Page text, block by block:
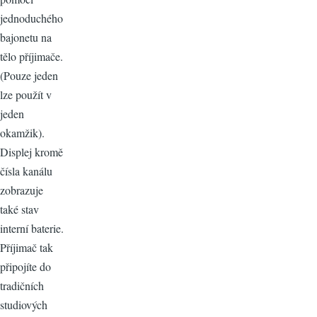
jednoduchého
bajonetu na
tělo příjimače.
(Pouze jeden
lze použít v
jeden
okamžik).
Displej kromě
čísla kanálu
zobrazuje
také stav
interní baterie.
Příjimač tak
připojíte do
tradičních
studiových